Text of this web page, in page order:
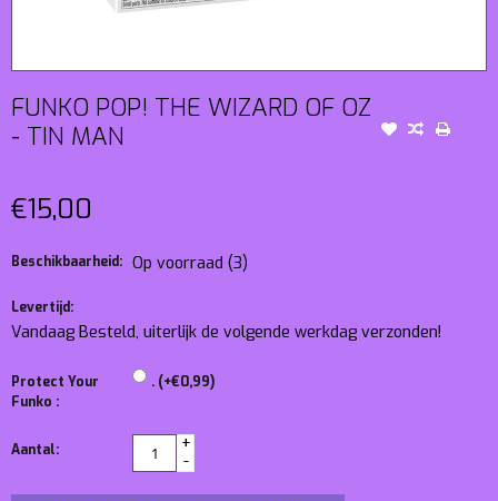
FUNKO POP! THE WIZARD OF OZ
- TIN MAN
€15,00
Beschikbaarheid: Op voorraad (3)
Levertijd:
Vandaag Besteld, uiterlijk de volgende werkdag verzonden!
Protect Your
Funko :
. (+€0,99)
Aantal:
+
-